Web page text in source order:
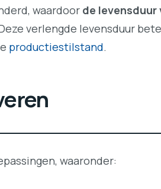
waardoor de levensduur
verlengde levensduur
productiestilstand.
waaronder: